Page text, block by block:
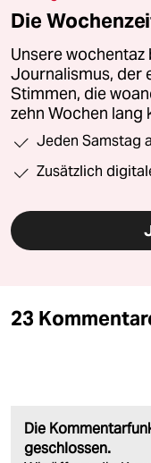
Die
Unsere
Journalismus, der
Stimmen, die
zehn Wochen lang
Jeden Samstag
Zusätzlich
23
Die
geschlossen.